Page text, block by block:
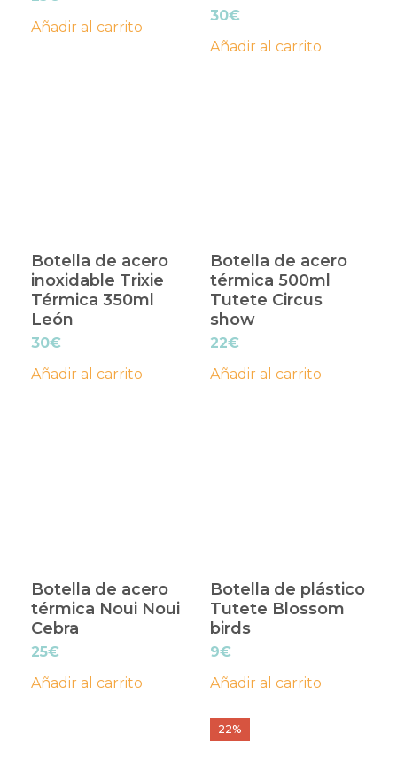
Añadir al carrito
30€
Añadir al carrito
Botella de acero
inoxidable Trixie
Térmica 350ml
León
30€
Añadir al carrito
Botella de acero
térmica 500ml
Tutete Circus
show
22€
Añadir al carrito
Botella de acero
térmica Noui Noui
Cebra
25€
Añadir al carrito
Botella de plástico
Tutete Blossom
birds
9€
Añadir al carrito
22%